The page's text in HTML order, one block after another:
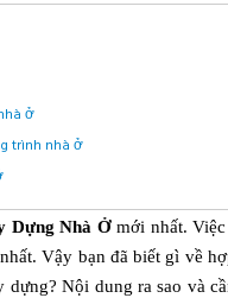
ở
trình nhà ở
Dựng Nhà Ởmới nhất. Việc
Vậy bạn đã biết gì về
dựng? Nội dung ra sao và